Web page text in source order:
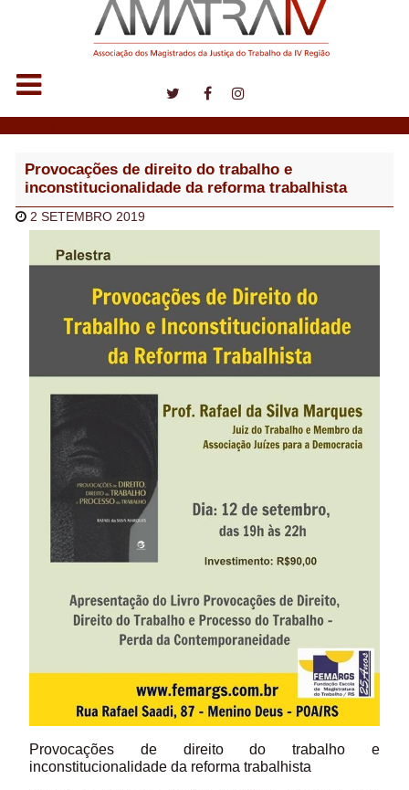
Provocações de direito do trabalho e
inconstitucionalidade da reforma trabalhista
2 SETEMBRO 2019
Provocações de direito do trabalho e
inconstitucionalidade da reforma trabalhista